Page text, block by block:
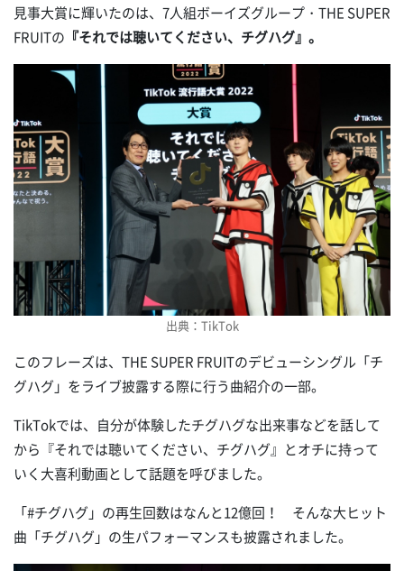
見事大賞に輝いたのは、7人組ボーイズグループ・THE SUPER
FRUITの 『それでは聴いてください、チグハグ』。
出典：TikTok
このフレーズは、THE SUPER FRUITのデビューシングル「チ
グハグ」をライブ披露する際に行う曲紹介の一部。
TikTokでは、自分が体験したチグハグな出来事などを話して
から『それでは聴いてください、チグハグ』とオチに持って
いく大喜利動画として話題を呼びました。
「#チグハグ」の再生回数はなんと12億回！ そんな大ヒット
曲「チグハグ」の生パフォーマンスも披露されました。